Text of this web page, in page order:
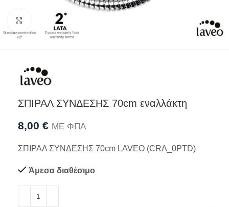
Προβολή
ΣΠΙΡΑΛ ΣΥΝΔΕΣΗΣ 70cm εναλλάκτη
8,00 € ΜΕ ΦΠΑ
ΣΠΙΡΑΛ ΣΥΝΔΕΣΗΣ 70cm LAVEO (CRA_0PTD)
Άμεσα διαθέσιμο